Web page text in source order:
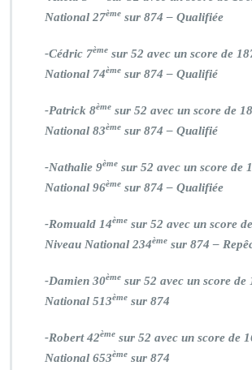
National 27ème sur 874 – Qualifiée
-Cédric 7ème sur 52 avec un score de
National 74ème sur 874 – Qualifié
-Patrick 8ème sur 52 avec un score de
National 83ème sur 874 – Qualifié
-Nathalie 9ème sur 52 avec un score de
National 96ème sur 874 – Qualifiée
-Romuald 14ème sur 52 avec un score
Niveau National 234ème sur 874 –
-Damien 30ème sur 52 avec un score de
National 513ème sur 874
-Robert 42ème sur 52 avec un score de
National 653ème sur 874